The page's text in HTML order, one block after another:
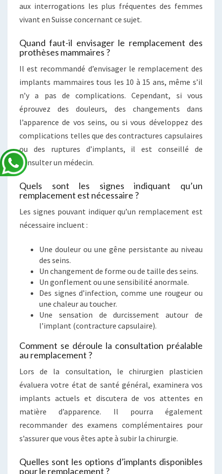
aux interrogations les plus fréquentes des femmes
vivant en Suisse concernant ce sujet.
Quand faut-il envisager le remplacement des
prothèses mammaires ?
Il est recommandé d’envisager le remplacement des
implants mammaires tous les 10 à 15 ans, même s’il
n’y a pas de complications. Cependant, si vous
éprouvez des douleurs, des changements dans
l’apparence de vos seins, ou si vous développez des
complications telles que des contractures capsulaires
ou des ruptures d’implants, il est conseillé de
consulter un médecin.
Quels sont les signes indiquant qu’un
remplacement est nécessaire ?
Les signes pouvant indiquer qu’un remplacement est
nécessaire incluent :
Une douleur ou une gêne persistante au niveau
des seins.
Un changement de forme ou de taille des seins.
Un gonflement ou une sensibilité anormale.
Des signes d’infection, comme une rougeur ou
une chaleur au toucher.
Une sensation de durcissement autour de
l’implant (contracture capsulaire).
Comment se déroule la consultation préalable
au remplacement ?
Lors de la consultation, le chirurgien plasticien
évaluera votre état de santé général, examinera vos
implants actuels et discutera de vos attentes en
matière d’apparence. Il pourra également
recommander des examens complémentaires pour
s’assurer que vous êtes apte à subir la chirurgie.
Quelles sont les options d’implants disponibles
pour le remplacement ?